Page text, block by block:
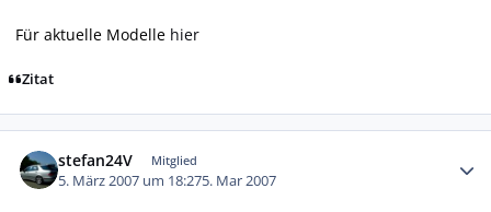
Für aktuelle Modelle hier
Zitat
stefan24V Mitglied
5. März 2007 um 18:275. Mar 2007